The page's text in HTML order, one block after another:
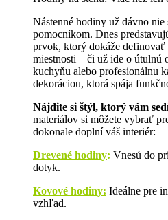
Nástenné hodiny už dávno
pomocníkom. Dnes
prvok, ktorý dokáže definovať
miestnosti – či už ide o útulnú
kuchyňu alebo profesionálnu
dekoráciou, ktorá spája
Nájdite si štýl, ktorý vám
materiálov si môžete vybrať
dokonale doplní váš interiér:
Drevené hodiny: Vnesú do
dotyk.
Kovové hodiny: Ideálne pre
vzhľad.